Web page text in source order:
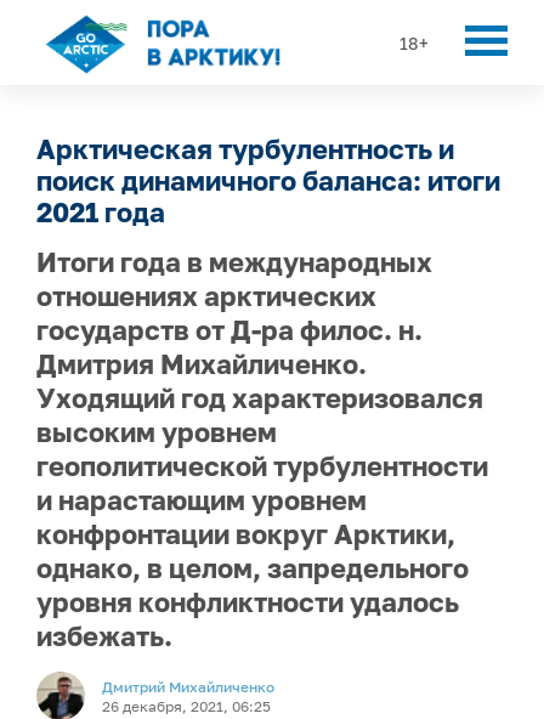
18+
Арктическая турбулентность и
поиск динамичного баланса: итоги
2021 года
Итоги года в международных
отношениях арктических
государств от Д-ра филос. н.
Дмитрия Михайличенко.
Уходящий год характеризовался
высоким уровнем
геополитической турбулентности
и нарастающим уровнем
конфронтации вокруг Арктики,
однако, в целом, запредельного
уровня конфликтности удалось
избежать.
Дмитрий Михайличенко
26 декабря, 2021, 06:25